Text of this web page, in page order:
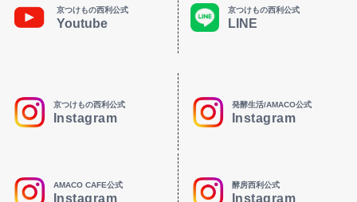
京つけもの西利公式
Youtube
京つけもの西利公式
LINE
京つけもの西利公式
Instagram
発酵生活/AMACO公式
Instagram
AMACO CAFE公式
Instagram
酵房西利公式
Instagram